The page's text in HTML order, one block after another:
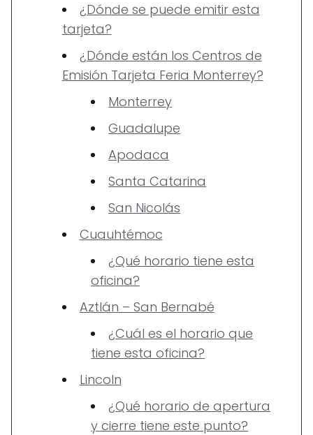
¿Dónde se puede emitir esta
tarjeta?
¿Dónde están los Centros de
Emisión Tarjeta Feria Monterrey?
Monterrey
Guadalupe
Apodaca
Santa Catarina
San Nicolás
Cuauhtémoc
¿Qué horario tiene esta
oficina?
Aztlán – San Bernabé
¿Cuál es el horario que
tiene esta oficina?
Lincoln
¿Qué horario de apertura
y cierre tiene este punto?